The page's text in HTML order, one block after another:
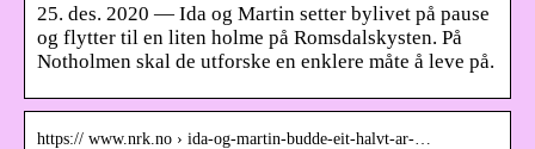
25. des. 2020 — Ida og Martin setter bylivet på pause
og flytter til en liten holme på Romsdalskysten. På
Notholmen skal de utforske en enklere måte å leve på.
https:// www.nrk.no › ida-og-martin-budde-eit-halvt-ar-…